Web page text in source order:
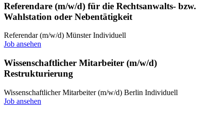
Referendare (m/w/d) für die Rechtsanwalts- bzw.
Wahlstation oder Nebentätigkeit
Referendar (m/w/d) Münster Individuell
Job ansehen
Wissenschaftlicher Mitarbeiter (m/w/d)
Restrukturierung
Wissenschaftlicher Mitarbeiter (m/w/d) Berlin Individuell
Job ansehen